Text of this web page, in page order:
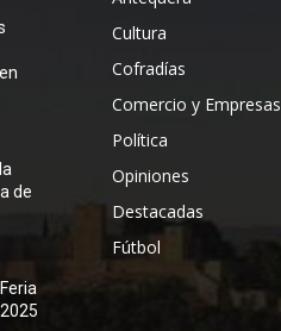
de
Cultura
Cofradías
Comercio y Empresas
Política
Opiniones
Destacadas
Fútbol